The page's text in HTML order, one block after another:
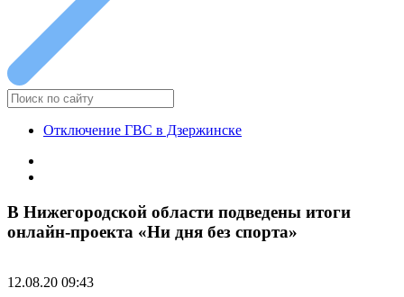
Отключение ГВС в Дзержинске
В Нижегородской области подведены итоги
онлайн-проекта «Ни дня без спорта»
12.08.20 09:43